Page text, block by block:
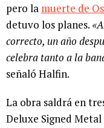
pero la muerte de
detuvo los planes.
correcto, un año
celebra tanto a la
señaló Halfin.
La obra saldrá en
Deluxe Signed Metal